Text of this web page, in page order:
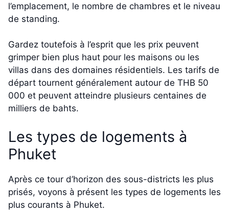
l’emplacement, le nombre de chambres et le niveau
de standing.
Gardez toutefois à l’esprit que les prix peuvent
grimper bien plus haut pour les maisons ou les
villas dans des domaines résidentiels. Les tarifs de
départ tournent généralement autour de THB 50
000 et peuvent atteindre plusieurs centaines de
milliers de bahts.
Les types de logements à
Phuket
Après ce tour d’horizon des sous-districts les plus
prisés, voyons à présent les types de logements les
plus courants à Phuket.